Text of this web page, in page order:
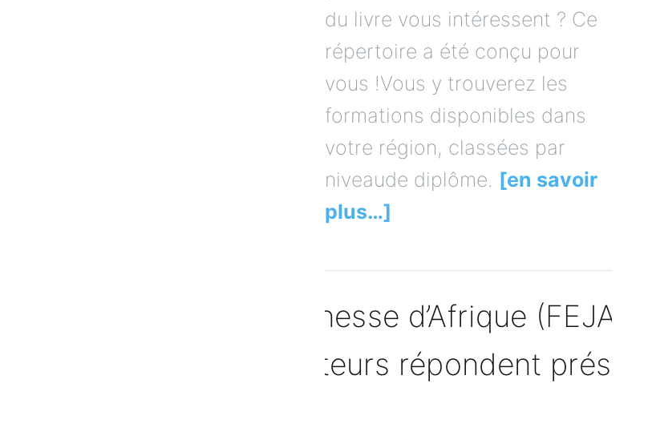
du livre vous intéressent ? Ce
répertoire a été conçu pour
vous !Vous y trouverez les
formations disponibles dans
votre région, classées par
niveaude diplôme. [en savoir
plus…]